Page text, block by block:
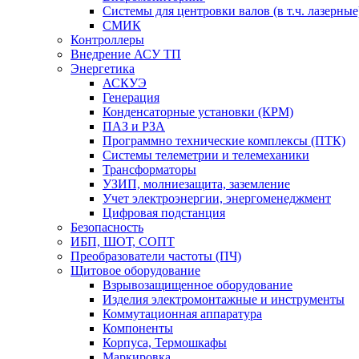
Системы для центровки валов (в т.ч.
СМИК
Контроллеры
Внедрение АСУ ТП
Энергетика
АСКУЭ
Генерация
Конденсаторные установки (КРМ)
ПАЗ и РЗА
Программно технические комплексы (ПТК)
Системы телеметрии и телемеханики
Трансформаторы
УЗИП, молниезащита, заземление
Учет электроэнергии, энергоменеджмент
Цифровая подстанция
Безопасность
ИБП, ШОТ, СОПТ
Преобразователи частоты (ПЧ)
Щитовое оборудование
Взрывозащищенное оборудование
Изделия электромонтажные и инструменты
Коммутационная аппаратура
Компоненты
Корпуса, Термошкафы